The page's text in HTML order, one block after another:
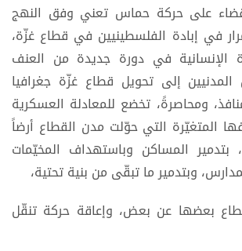
على حركة حماس تعني وفق النهج
في إبادة الفلسطينيين في قطاع غزّة،
الإنسانية في دورة جديدة من العنف
المدنيين إلى تحويل قطاع غزّة جغرافيا
ومحاصرةً، تخضع للمعادلة العسكرية
المتغيّرة التي حوّلت مدن القطاع أرضاً
بتدمير المساكن وباستهداف المخيّمات
وبتدمير ما تبقّى من بنية تحتية،
بعضها عن بعض، وإعاقة حركة تنقّل